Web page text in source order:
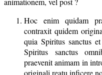
Hoc enim quidam
contraxit quidem
quia Spiritus sanctus
Spiritus sanctus
praevenit animam in
originali reatu inficere